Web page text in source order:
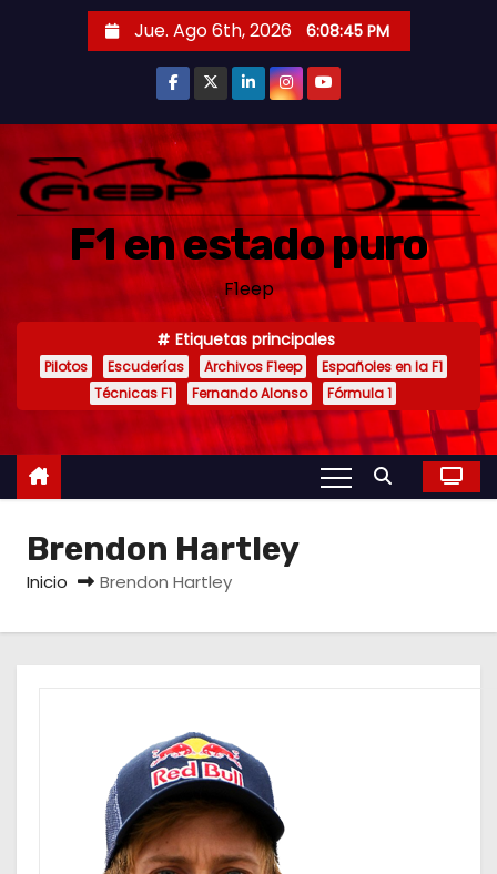
i
Jue. Ago 6th, 2026 6:08:47 PM
F1 en estado puro
F1eep
Etiquetas principales
Pilotos Escuderías Archivos F1eep
Españoles en la F1
Técnicas F1
Fernando Alonso Fórmula 1
Brendon Hartley
Inicio Brendon Hartley